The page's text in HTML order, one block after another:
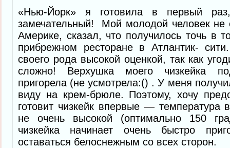
«Нью-Йорк» я готовила в первый
замечательный! Мой молодой человек
Америке, сказал, что получилось точь в
прибрежном ресторане в Атлантик-
своего рода высокой оценкой, так как
сложно! Верхушка моего чизкейка
пригорела (не усмотрела:() . У меня
виду на крем-брюле. Поэтому, хочу
готовит чизкейк впервые — температура
не очень высокой (оптимально 150
чизкейка начинает очень быстро
оставаться белоснежным со всех сторон.